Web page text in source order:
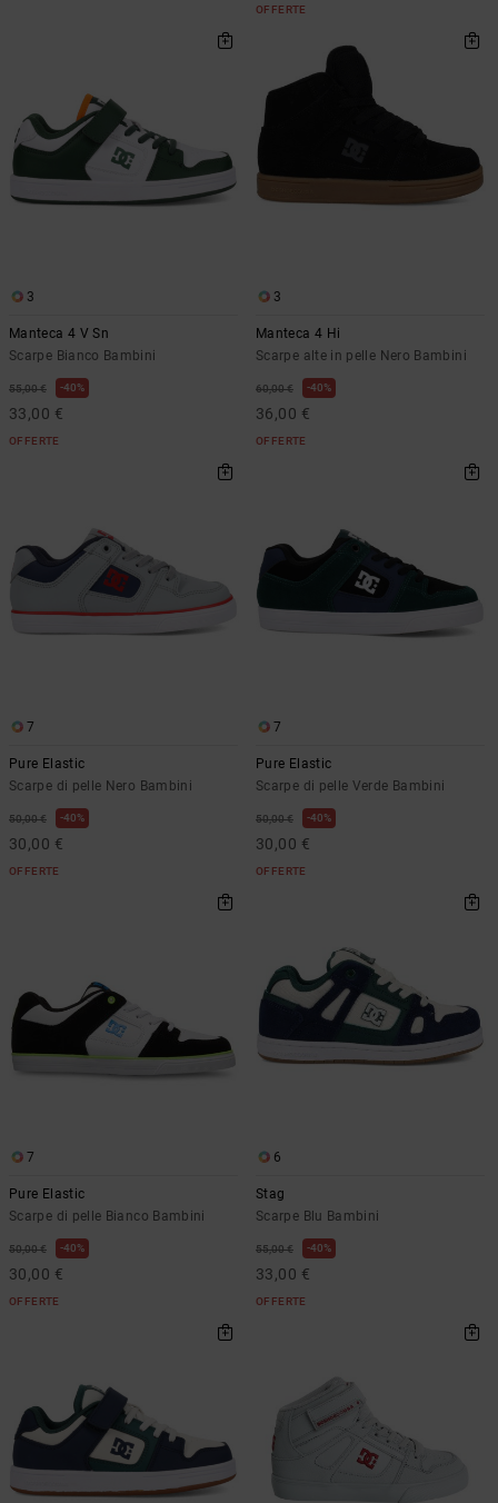
OFFERTE
3
Manteca 4 V Sn
Scarpe Bianco Bambini
55,00 € 40%
33,00 €
OFFERTE
3
Manteca 4 Hi
Scarpe alte in pelle Nero Bambini
60,00 € 40%
36,00 €
OFFERTE
7
Pure Elastic
Scarpe di pelle Nero Bambini
50,00 € 40%
30,00 €
OFFERTE
7
Pure Elastic
Scarpe di pelle Verde Bambini
50,00 € 40%
30,00 €
OFFERTE
7
Pure Elastic
Scarpe di pelle Bianco Bambini
50,00 € 40%
30,00 €
OFFERTE
6
Stag
Scarpe Blu Bambini
55,00 € 40%
33,00 €
OFFERTE